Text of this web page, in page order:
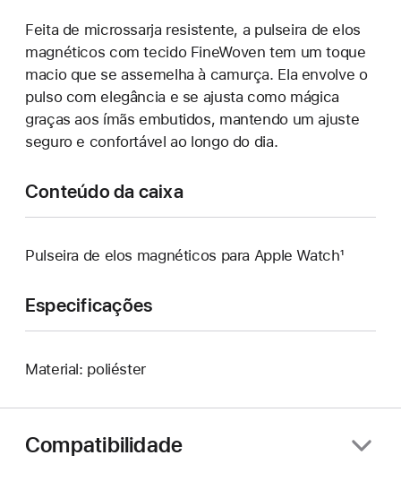
Feita de microssarja resistente, a pulseira de elos
magnéticos com tecido FineWoven tem um toque
macio que se assemelha à camurça. Ela envolve o
pulso com elegância e se ajusta como mágica
graças aos ímãs embutidos, mantendo um ajuste
seguro e confortável ao longo do dia.
Conteúdo da caixa
Pulseira de elos magnéticos para Apple Watch¹
Especificações
Material: poliéster
Compatibilidade